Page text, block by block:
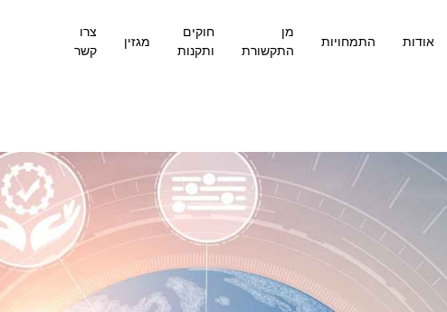
אודות התמחויות
מן
התקשורת
חוקים
ותקנות
מגזין
צרו
קשר